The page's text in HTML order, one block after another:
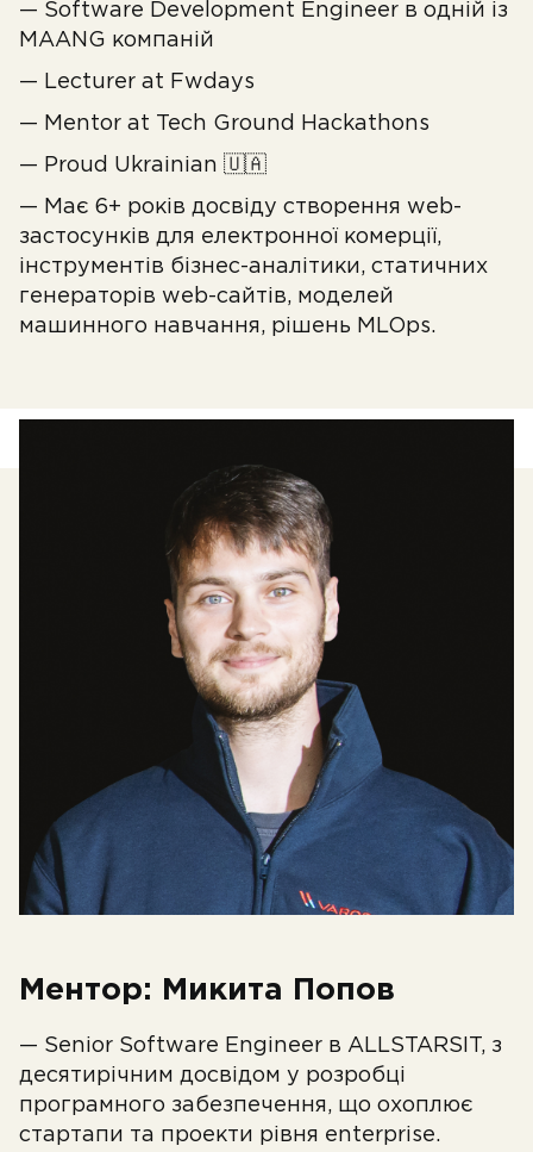
— Software Development Engineer в одній із
MAANG компаній
— Lecturer at Fwdays
— Mentor at Tech Ground Hackathons
— Proud Ukrainian 🇺🇦
— Має 6+ років досвіду створення web-
застосунків для електронної комерції,
інструментів бізнес-аналітики, статичних
генераторів web-сайтів, моделей
машинного навчання, рішень MLOps.
Ментор: Микита Попов
— Senior Software Engineer в ALLSTARSIT, з
десятирічним досвідом у розробці
програмного забезпечення, що охоплює
стартапи та проекти рівня enterprise.